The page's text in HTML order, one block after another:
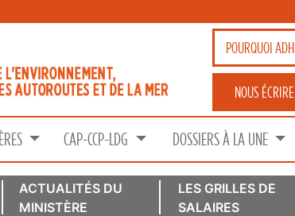
POURQUOI
NOUS ÉCRIRE
CAP-CCP-LDG DOSSIERS À LA UNE
ACTUALITÉS DU
MINISTÈRE
LES GRILLES DE
SALAIRES